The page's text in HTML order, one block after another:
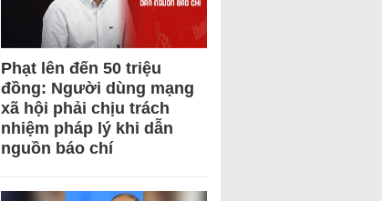
Phạt lên đến 50 triệu
đồng: Người dùng mạng
xã hội phải chịu trách
nhiệm pháp lý khi dẫn
nguồn báo chí